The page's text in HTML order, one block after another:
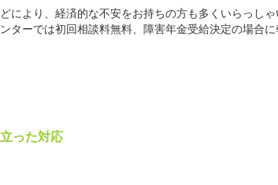
により、経済的な不安をお持ちの方も多くいらっしゃ
ターでは初回相談料無料、障害年金受給決定の場合
った対応